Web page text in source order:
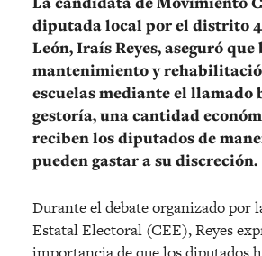
diputada local por el distrito 4
León, Iraís Reyes, aseguró
mantenimiento y
escuelas mediante el llamado
gestoría, una cantidad
reciben los diputados de
pueden gastar a su discreción.
Durante el debate organizado por
Estatal Electoral (CEE), Reyes